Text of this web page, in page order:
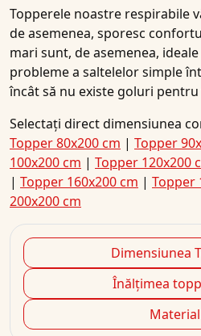
Topperele noastre respirabile
de asemenea, sporesc
mari sunt, de asemenea,
probleme a saltelelor simple
încât să nu existe goluri
Selectați direct dimensiunea
Topper 80x200 cm | Topper
100x200 cm | Topper 120x200
| Topper 160x200 cm | Topper
200x200 cm
Dimensiunea
Înălțimea
Material